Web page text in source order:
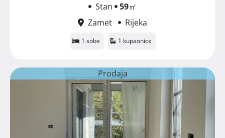
Stan 59㎡
Zamet
Rijeka
1 sobe 1 kupaonice
Prodaja